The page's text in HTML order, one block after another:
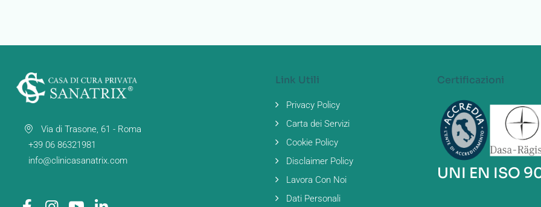
Via di Trasone, 61 - Roma
+39 06 86321981
info@clinicasanatrix.com
Link Utili
Privacy Policy
Carta dei Servizi
Cookie Policy
Disclaimer Policy
Lavora Con Noi
Dati Personali
Certificazioni
UNI EN ISO